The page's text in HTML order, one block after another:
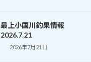
最上小国川釣果情報
2026.7.21
2026年7月21日